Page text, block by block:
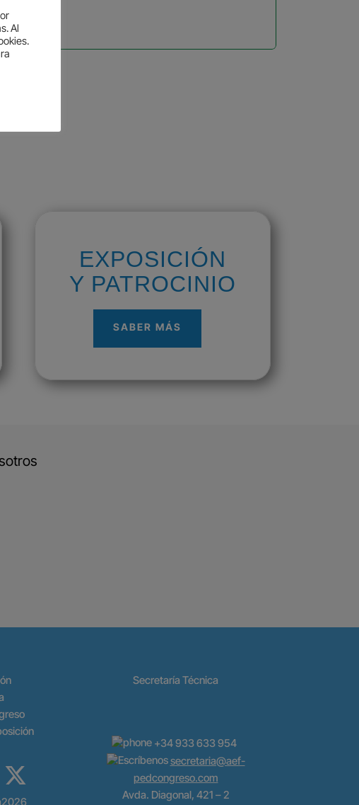
EXPOSICIÓN
Y PATROCINIO
SABER MÁS
Secretaría Técnica
+34 933 633 954
secretaria@aef-
pedcongreso.com
Avda. Diagonal, 421 – 2
Al